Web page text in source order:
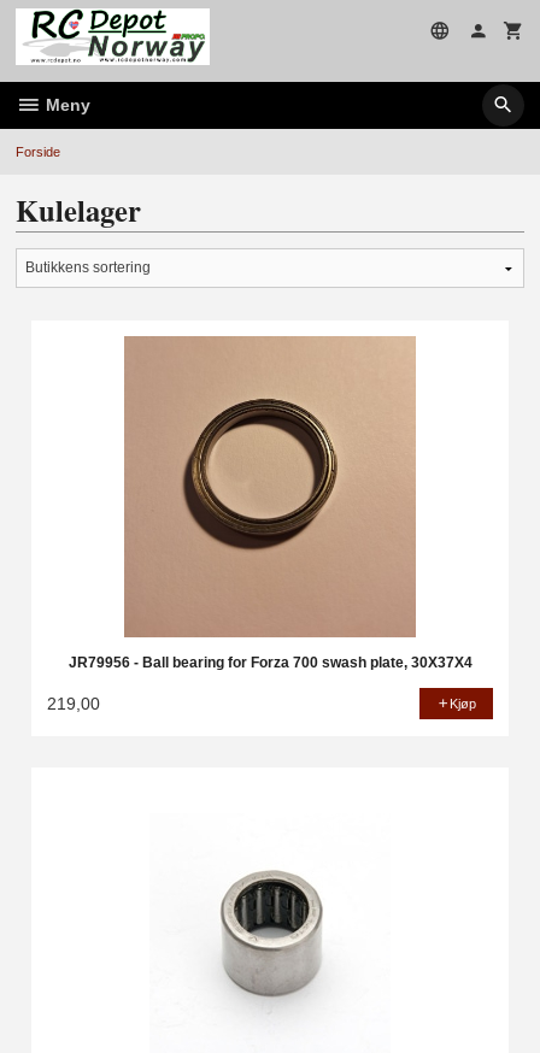
Gå
innholdet
Meny
Forside
Kulelager
JR79956 - Ball bearing for Forza 700 swash plate, 30X37X4
219,00 Kjøp